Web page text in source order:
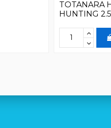
TOTANARA
HUNTING 2.5